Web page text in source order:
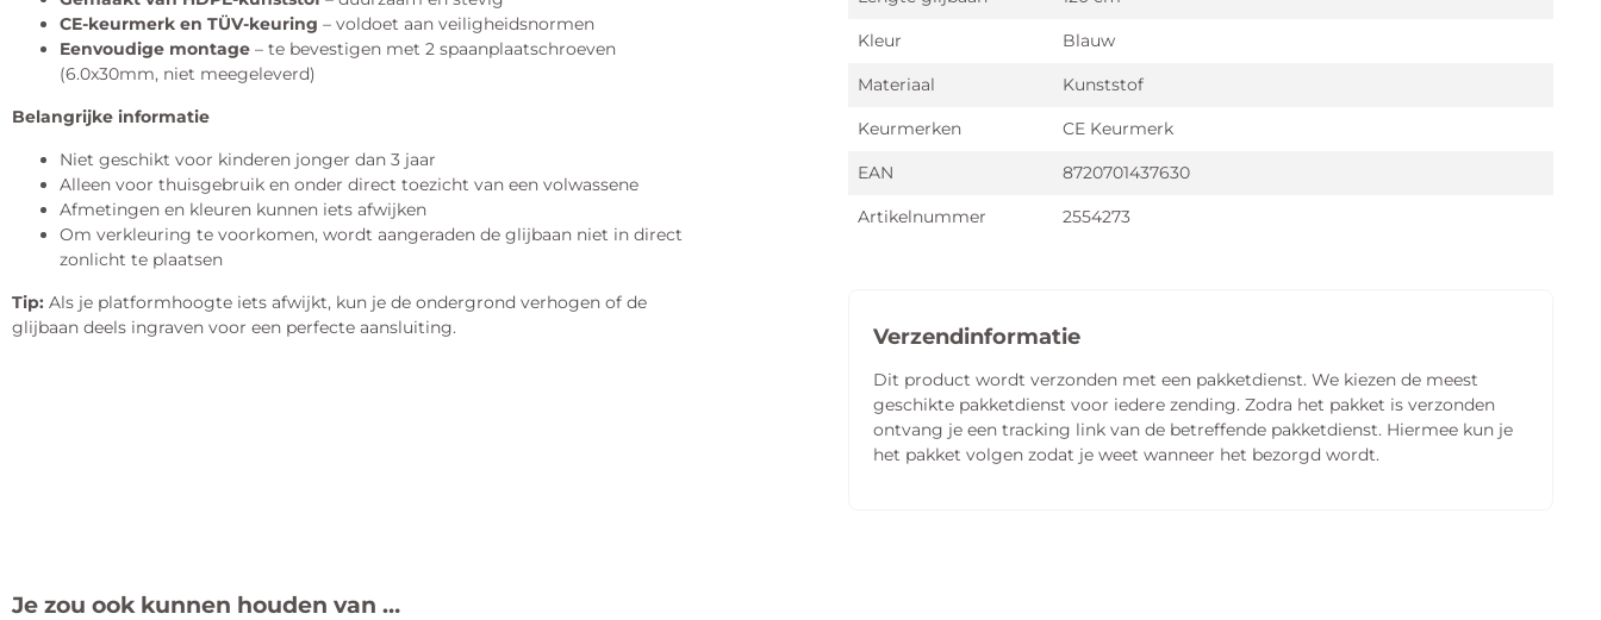
CE-keurmerk en TÜV-keuring – voldoet aan veiligheidsnormen
Eenvoudige montage – te bevestigen met 2 spaanplaatschroeven
(6.0x30mm, niet meegeleverd)
Belangrijke informatie
Niet geschikt voor kinderen jonger dan 3 jaar
Alleen voor thuisgebruik en onder direct toezicht van een volwassene
Afmetingen en kleuren kunnen iets afwijken
Om verkleuring te voorkomen, wordt aangeraden de glijbaan niet in direct
zonlicht te plaatsen
Tip: Als je platformhoogte iets afwijkt, kun je de ondergrond verhogen of de
glijbaan deels ingraven voor een perfecte aansluiting.
Kleur Blauw
Materiaal Kunststof
Keurmerken CE Keurmerk
EAN 8720701437630
Artikelnummer 2554273
Verzendinformatie
Dit product wordt verzonden met een pakketdienst. We kiezen de meest
geschikte pakketdienst voor iedere zending. Zodra het pakket is verzonden
ontvang je een tracking link van de betreffende pakketdienst. Hiermee kun je
het pakket volgen zodat je weet wanneer het bezorgd wordt.
Je zou ook kunnen houden van …